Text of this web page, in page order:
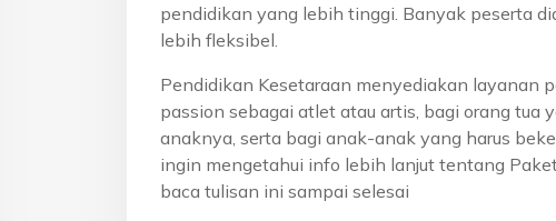
pendidikan yang lebih tinggi. Banyak peserta
lebih fleksibel.
Pendidikan Kesetaraan menyediakan layanan
passion sebagai atlet atau artis, bagi orang tua
anaknya, serta bagi anak-anak yang harus
ingin mengetahui info lebih lanjut tentang
baca tulisan ini sampai selesai